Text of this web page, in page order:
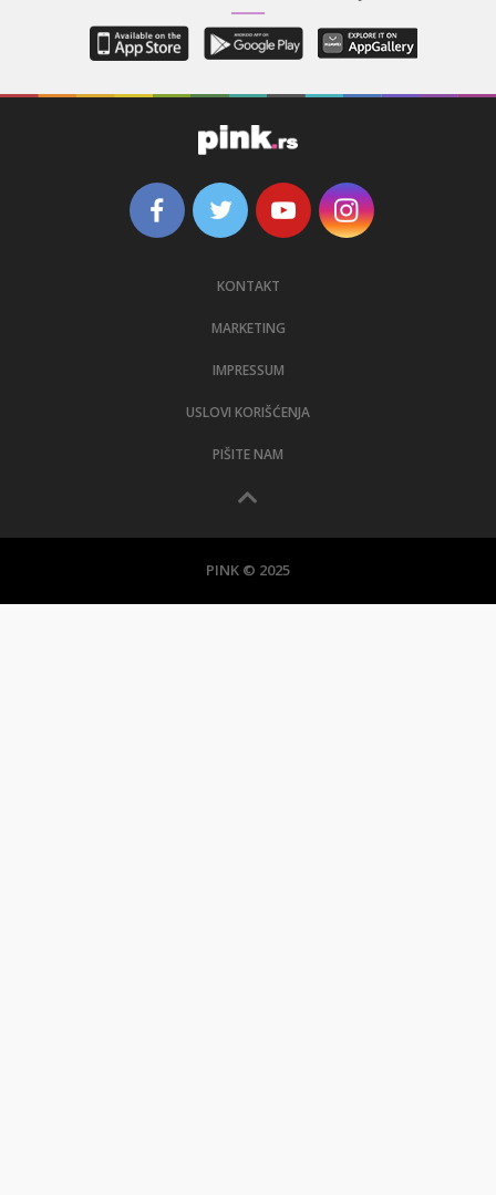
KONTAKT
MARKETING
IMPRESSUM
USLOVI KORIŠĆENJA
PIŠITE NAM
PINK © 2025